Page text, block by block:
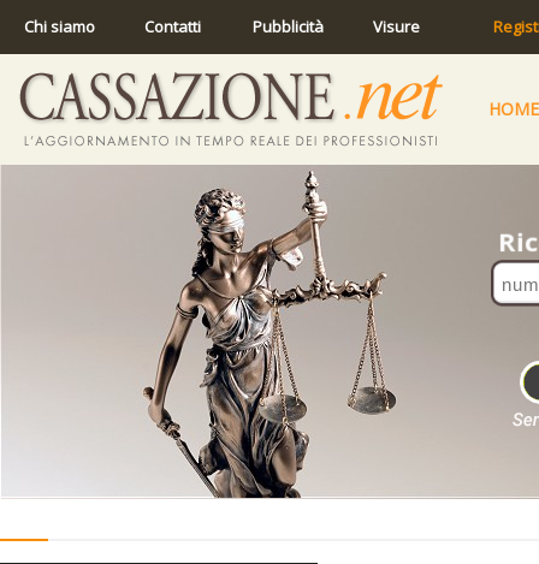
Chi siamo Contatti Pubblicità Visure
HOME